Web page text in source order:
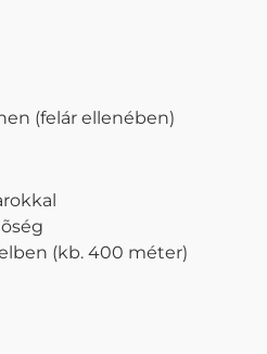
(felár ellenében)
(kb. 400 méter)